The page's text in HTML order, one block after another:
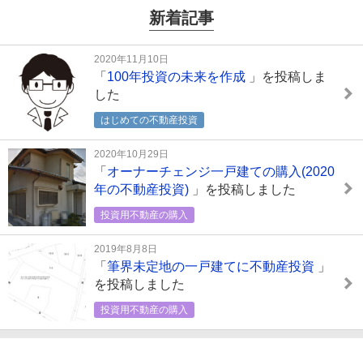
新着記事
2020年11月10日
「 100年投資の未来を作成 」を投稿しま
した
はじめての不動産投資
2020年10月29日
「 オーナーチェンジ一戸建ての購入(2020
年の不動産投資) 」を投稿しました
投資用不動産の購入
2019年8月8日
「 筆界未定地の一戸建てに不動産投資
」
を投稿しました
投資用不動産の購入